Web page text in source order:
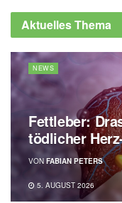
Aktuelles Thema
NEWS
Fettleber:
tödlicher
VON FABIAN PETERS
5. AUGUST 2026